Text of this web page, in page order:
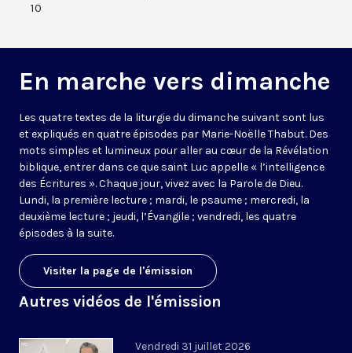
10
En marche vers dimanche
Les quatre textes de la liturgie du dimanche suivant sont lus
et expliqués en quatre épisodes par Marie-Noëlle Thabut. Des
mots simples et lumineux pour aller au cœur de la Révélation
biblique, entrer dans ce que saint Luc appelle « l’intelligence
des Écritures ». Chaque jour, vivez avec la Parole de Dieu.
Lundi, la première lecture ; mardi, le psaume ; mercredi, la
deuxième lecture ; jeudi, l’Évangile ; vendredi, les quatre
épisodes à la suite.
Visiter la page de l'émission
Autres vidéos de l'émission
Vendredi 31 juillet 2026